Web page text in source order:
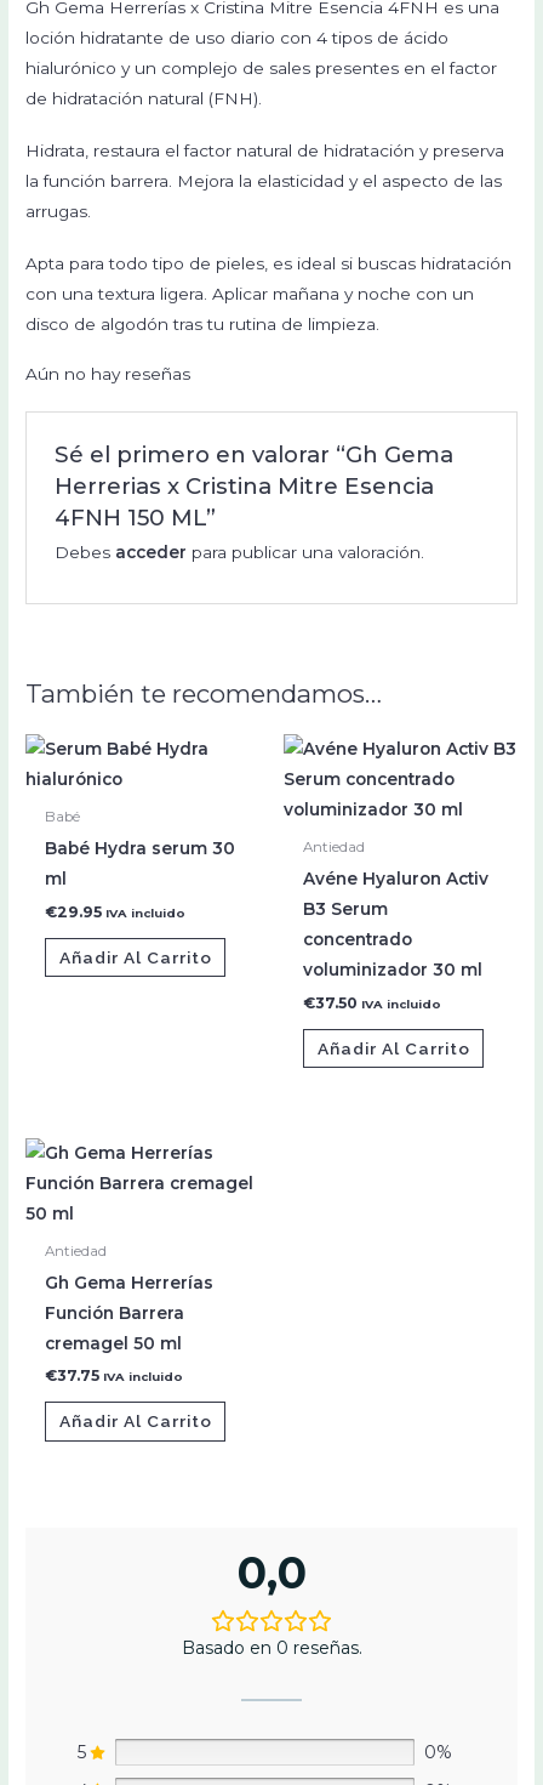
Gh Gema Herrerías x Cristina Mitre Esencia 4FNH es una
loción hidratante de uso diario con 4 tipos de ácido
hialurónico y un complejo de sales presentes en el factor
de hidratación natural (FNH).
Hidrata, restaura el factor natural de hidratación y preserva
la función barrera. Mejora la elasticidad y el aspecto de las
arrugas.
Apta para todo tipo de pieles, es ideal si buscas hidratación
con una textura ligera. Aplicar mañana y noche con un
disco de algodón tras tu rutina de limpieza.
Aún no hay reseñas
Sé el primero en valorar “Gh Gema
Herrerias x Cristina Mitre Esencia
4FNH 150 ML”
Debes acceder para publicar una valoración.
También te recomendamos…
Babé
Babé Hydra serum 30
ml
€29.95 IVA incluido
Añadir Al Carrito
Antiedad
Avéne Hyaluron Activ
B3 Serum
concentrado
voluminizador 30 ml
€37.50 IVA incluido
Añadir Al Carrito
Antiedad
Gh Gema Herrerías
Función Barrera
cremagel 50 ml
€37.75 IVA incluido
Añadir Al Carrito
0,0
Basado en 0 reseñas.
5
0%